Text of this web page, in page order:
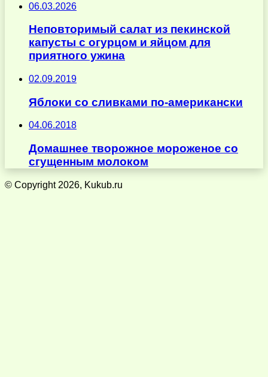
06.03.2026
Неповторимый салат из пекинской
капусты с огурцом и яйцом для
приятного ужина
02.09.2019
Яблоки со сливками по-американски
04.06.2018
Домашнее творожное мороженое со
сгущенным молоком
© Copyright 2026, Kukub.ru